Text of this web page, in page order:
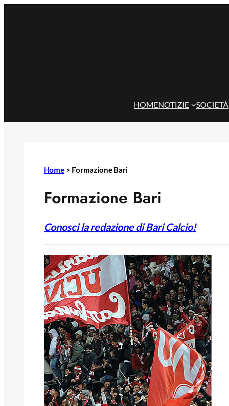
HOMENOTIZIE SOCIETÀ
Home > Formazione Bari
Formazione Bari
Conosci la redazione di Bari Calcio!